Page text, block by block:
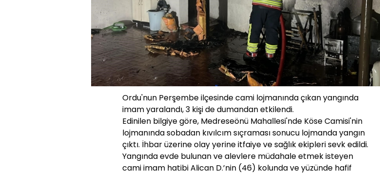
Ordu'nun Perşembe ilçesinde cami lojmanında çıkan yangında
imam yaralandı, 3 kişi de dumandan etkilendi.
Edinilen bilgiye göre, Medreseönü Mahallesi'nde Köse Camisi'nin
lojmanında sobadan kıvılcım sıçraması sonucu lojmanda yangın
çıktı. İhbar üzerine olay yerine itfaiye ve sağlık ekipleri sevk edildi.
Yangında evde bulunan ve alevlere müdahale etmek isteyen
cami imam hatibi Alican D.’nin (46) kolunda ve yüzünde hafif